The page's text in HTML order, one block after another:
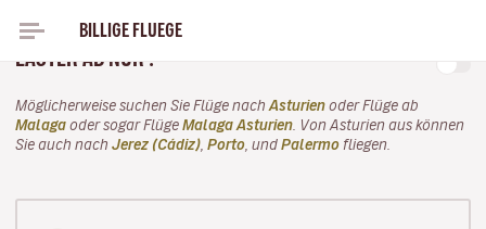
BILLIGE FLUEGE
FLÜGE NACH MALAGA, FLIEGEN SIE MIT VOLOTEA IM
EASTER AB NUR .
Möglicherweise suchen Sie Flüge nach Asturien oder Flüge ab
Malaga oder sogar Flüge Malaga Asturien . Von Asturien aus können
Sie auch nach Jerez (Cádiz) Porto , und Palermo fliegen.